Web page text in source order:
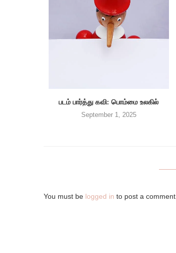
படம் பார்த்து கவி: பொம்மை உலகில்
September 1, 2025
You must be logged in to post a comment.